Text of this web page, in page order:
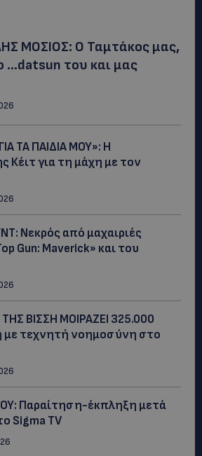
ΜΟΣΙΟΣ: Ο Ταμτάκος μας,
…datsun του και μας
ΤΑ ΠΑΙΔΙΑ ΜΟΥ»: Η
Κέιτ για τη μάχη με τον
Νεκρός από μαχαιριές
Gun: Maverick» και του
ΒΙΣΣΗ ΜΟΙΡΑΖΕΙ 325.000
με τεχνητή νοημοσύνη στο
Παραίτηση-έκπληξη μετά
Sigma TV